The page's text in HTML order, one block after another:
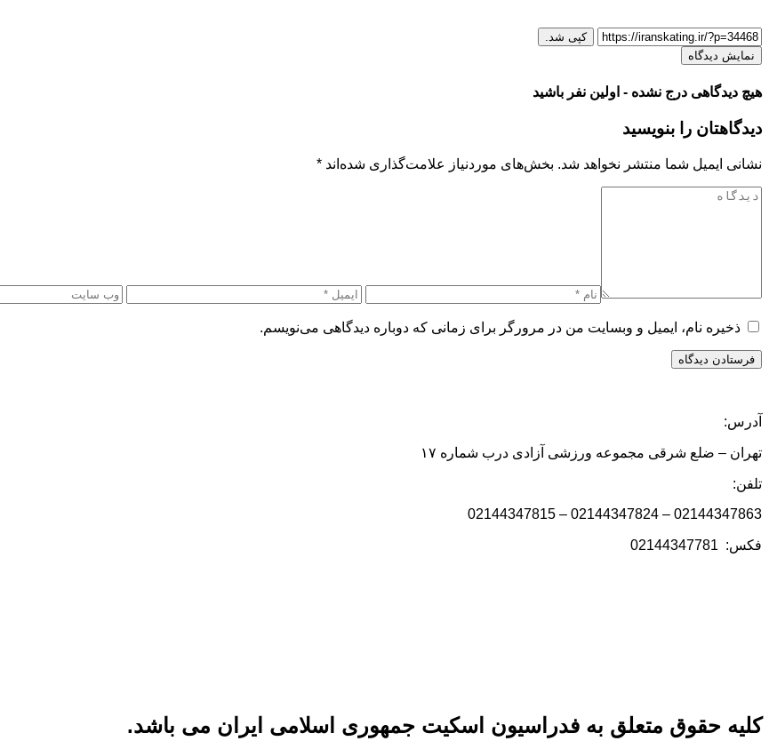
کپی شد.
نمایش دیدگاه
هیچ دیدگاهی درج نشده - اولین نفر باشید
دیدگاهتان را بنویسید
نشانی ایمیل شما منتشر نخواهد شد. بخش‌های موردنیاز علامت‌گذاری شده‌اند *
ذخیره نام، ایمیل و وبسایت من در مرورگر برای زمانی که دوباره دیدگاهی می‌نویسم.
آدرس:
تهران – ضلع شرقی مجموعه ورزشی آزادی درب شماره ۱۷
تلفن:
02144347863 – 02144347824 – 02144347815
فکس: 02144347781
کلیه حقوق متعلق به فدراسیون اسکیت جمهوری اسلامی ایران می باشد.